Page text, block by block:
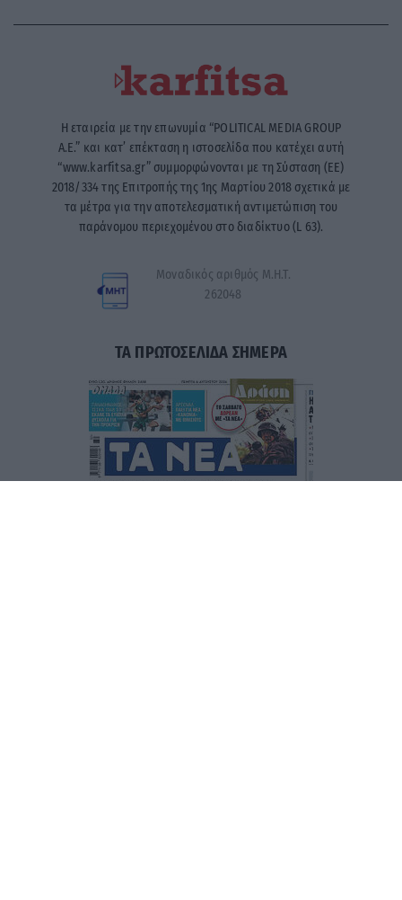
Η εταιρεία με την επωνυμία “POLITICAL MEDIA GROUP
A.E.” και κατ’ επέκταση η ιστοσελίδα που κατέχει αυτή
“www.karfitsa.gr” συμμορφώνονται με τη Σύσταση (ΕΕ)
2018/334 της Επιτροπής της 1ης Μαρτίου 2018 σχετικά με
τα μέτρα για την αποτελεσματική αντιμετώπιση του
παράνομου περιεχομένου στο διαδίκτυο (L 63).
Μοναδικός αριθμός Μ.Η.Τ.
262048
ΤΑ ΠΡΩΤΟΣΕΛΙΔΑ ΣΗΜΕΡΑ